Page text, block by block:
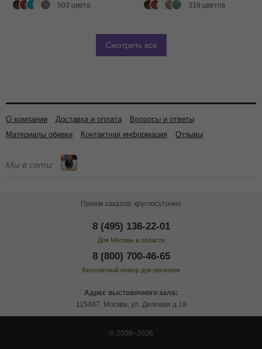
503 цвета 318 цветов
Смотреть все
О компании Доставка и оплата
Вопросы и ответы
Материалы обивки
Контактная информация Отзывы
Мы в сети:
Прием заказов: круглосуточно
8 (495) 136-22-01
Для Москвы и области
8 (800) 700-46-65
Бесплатный номер для регионов
Адрес выставочного зала:
115487, Москва, ул. Деловая д.18
© 2008–2026